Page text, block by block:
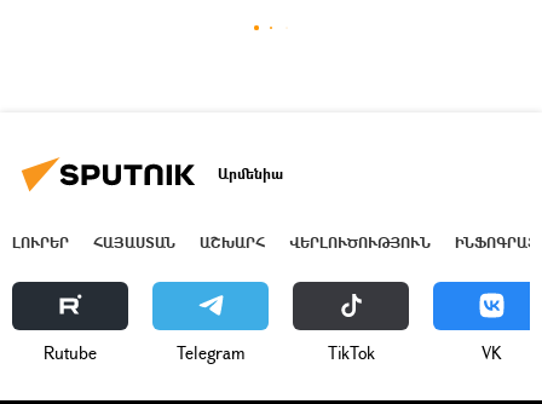
Արմենիա
ԼՈՒՐԵՐ ՀԱՅԱՍՏԱՆ ԱՇԽԱՐՀ ՎԵՐԼՈՒԾՈՒԹՅՈՒՆ
Rutube Telegram ТikТоk VK